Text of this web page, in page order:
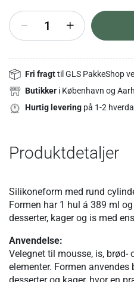
+
Fri fragttil GLS PakkeShop
Butikker i København og
Hurtig levering på 1-2
Produktdetaljer
Silikoneform med rund
Formen har 1 hul á 389 ml
desserter, kager og is med
Anvendelse:
Velegnet til mousse, is, brød-
elementer. Formen